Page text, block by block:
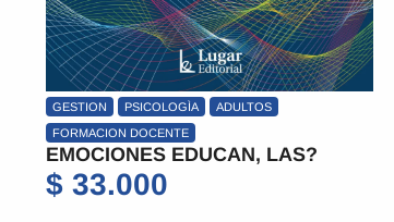
GESTION
ESCUELA FRENTE A LA
CRUELDAD Y LA
HUMILLACION,LA
$ 32.300